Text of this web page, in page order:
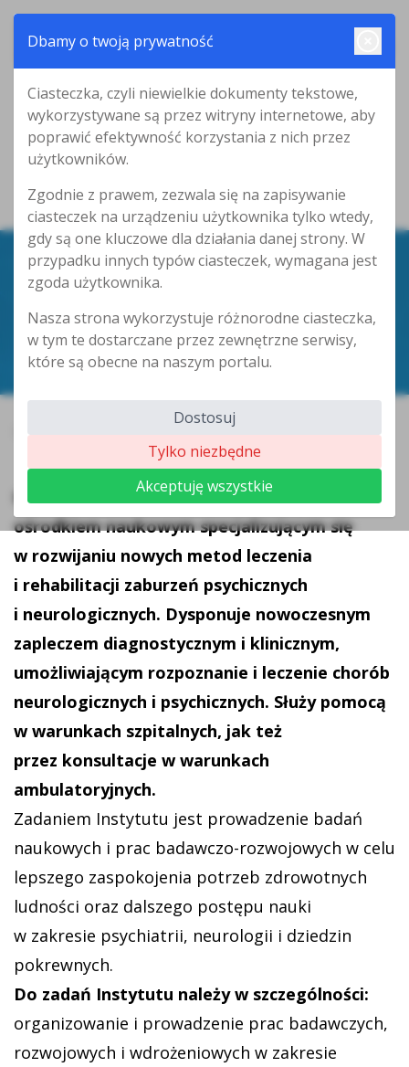
PRZEDMIOT
DZIAŁALNOŚCI
Strona główna>Przedmiot działalności
Instytut Psychiatrii i Neurologii jest
ośrodkiem naukowym specjalizującym się
w rozwijaniu nowych metod leczenia
i rehabilitacji zaburzeń psychicznych
i neurologicznych. Dysponuje nowoczesnym
zapleczem diagnostycznym i klinicznym,
umożliwiającym rozpoznanie i leczenie chorób
neurologicznych i psychicznych. Służy pomocą
w warunkach szpitalnych, jak też
przez konsultacje w warunkach
ambulatoryjnych.
Zadaniem Instytutu jest prowadzenie badań
naukowych i prac badawczo-rozwojowych w celu
lepszego zaspokojenia potrzeb zdrowotnych
ludności oraz dalszego postępu nauki
w zakresie psychiatrii, neurologii i dziedzin
pokrewnych.
Do zadań Instytutu należy w szczególności:
organizowanie i prowadzenie prac badawczych,
rozwojowych i wdrożeniowych w zakresie
Dbamy o twoją prywatność
Ciasteczka, czyli niewielkie dokumenty tekstowe,
wykorzystywane są przez witryny internetowe, aby
poprawić efektywność korzystania z nich przez
użytkowników.
Zgodnie z prawem, zezwala się na zapisywanie
ciasteczek na urządzeniu użytkownika tylko wtedy,
gdy są one kluczowe dla działania danej strony. W
przypadku innych typów ciasteczek, wymagana jest
zgoda użytkownika.
Nasza strona wykorzystuje różnorodne ciasteczka,
w tym te dostarczane przez zewnętrzne serwisy,
które są obecne na naszym portalu.
Dostosuj
Tylko niezbędne
Akceptuję wszystkie